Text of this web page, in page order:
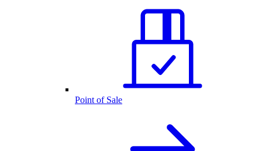
Point of Sale